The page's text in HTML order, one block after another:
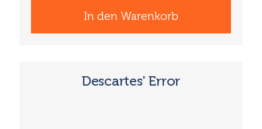
In den Warenkorb
Descartes' Error